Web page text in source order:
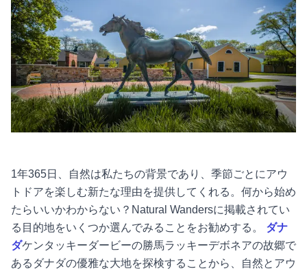
1年365日、自然は私たちの背景であり、季節ごとにアウ
トドアを楽しむ新たな理由を提供してくれる。何から始め
たらいいかわからない？Natural Wandersに掲載されてい
る目的地をいくつか選んでみることをお勧めする。 ダナ
ダケンタッキーダービーの勝馬ラッキーデボネアの故郷で
あるダナダの優雅な大地を探検することから、自然とアウ